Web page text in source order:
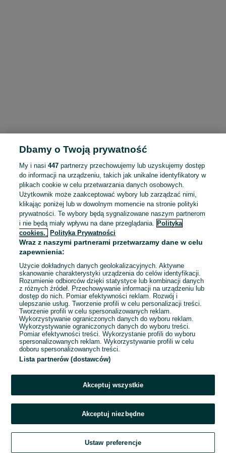
To ogłoszenie nie jest już dostępne
Przejdź na stronę główną
Dbamy o Twoją prywatność
My i nasi447 partnerzy przechowujemy lub uzyskujemy dostęp
do informacji na urządzeniu, takich jak unikalne identyfikatory w
plikach cookie w celu przetwarzania danych osobowych.
Użytkownik może zaakceptować wybory lub zarządzać nimi,
klikając poniżej lub w dowolnym momencie na stronie polityki
prywatności. Te wybory będą sygnalizowane naszym partnerom
i nie będą miały wpływu na dane przeglądania. Polityka
cookies,
Polityka Prywatności
Wraz z naszymi partnerami przetwarzamy dane w celu
zapewnienia:
Użycie dokładnych danych geolokalizacyjnych. Aktywne
skanowanie charakterystyki urządzenia do celów identyfikacji.
Rozumienie odbiorców dzięki statystyce lub kombinacji danych
z różnych źródeł. Przechowywanie informacji na urządzeniu lub
dostęp do nich. Pomiar efektywności reklam. Rozwój i
ulepszanie usług. Tworzenie profili w celu personalizacji treści.
Tworzenie profili w celu spersonalizowanych reklam.
Wykorzystywanie ograniczonych danych do wyboru reklam.
Wykorzystywanie ograniczonych danych do wyboru treści.
Pomiar efektywności treści. Wykorzystanie profili do wyboru
spersonalizowanych reklam. Wykorzystywanie profili w celu
doboru spersonalizowanych treści.
Lista partnerów (dostawców)
Akceptuj wszystkie
Akceptuj niezbędne
Ustaw preferencje